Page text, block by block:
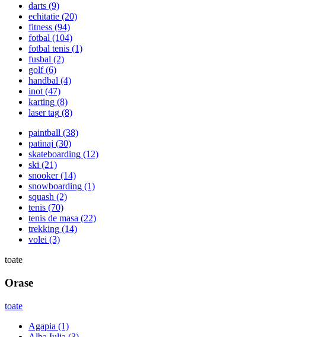
darts (9)
echitatie (20)
fitness (94)
fotbal (104)
fotbal tenis (1)
fusbal (2)
golf(6)
handbal (4)
inot(47)
karting (8)
laser tag (8)
paintball (38)
patinaj (30)
skateboarding (12)
ski (21)
snooker(14)
snowboarding (1)
squash (2)
tenis (70)
tenis de masa (22)
trekking (14)
volei (3)
toate
Orase
toate
Agapia (1)